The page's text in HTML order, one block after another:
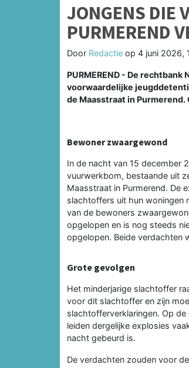
JONGENS DIE
PURMEREND
Door Redactie op 4 juni 2026,
PURMEREND - De
voorwaardelijke
de Maasstraat in
Bewoner zwaargewond
In de nacht van 15 december
vuurwerkbom, bestaande uit
Maasstraat in Purmerend. De
slachtoffers uit hun woningen
van de bewoners
opgelopen en is nog steeds
opgelopen. Beide verdachten
Grote gevolgen
Het minderjarige slachtoffer
voor dit slachtoffer en zijn
slachtofferverklaringen. Op
leiden dergelijke explosies
nacht gebeurd is.
De verdachten zouden voor